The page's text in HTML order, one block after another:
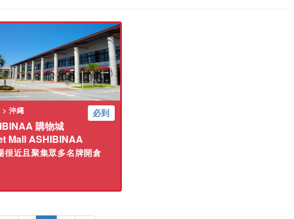
必到
沖繩
購物城
Mall ASHIBINAA
很近且聚集眾多名牌開倉